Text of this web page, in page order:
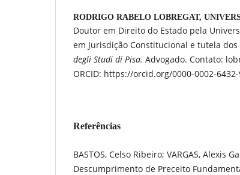
RODRIGO RABELO LOBREGAT,
Doutor em Direito do Estado pela
em Jurisdição Constitucional e tutela
degli Studi di Pisa. Advogado. Contato:
ORCID: https://orcid.org/0000-0002-6432-
Referências
BASTOS, Celso Ribeiro; VARGAS, Alexis
Descumprimento de Preceito